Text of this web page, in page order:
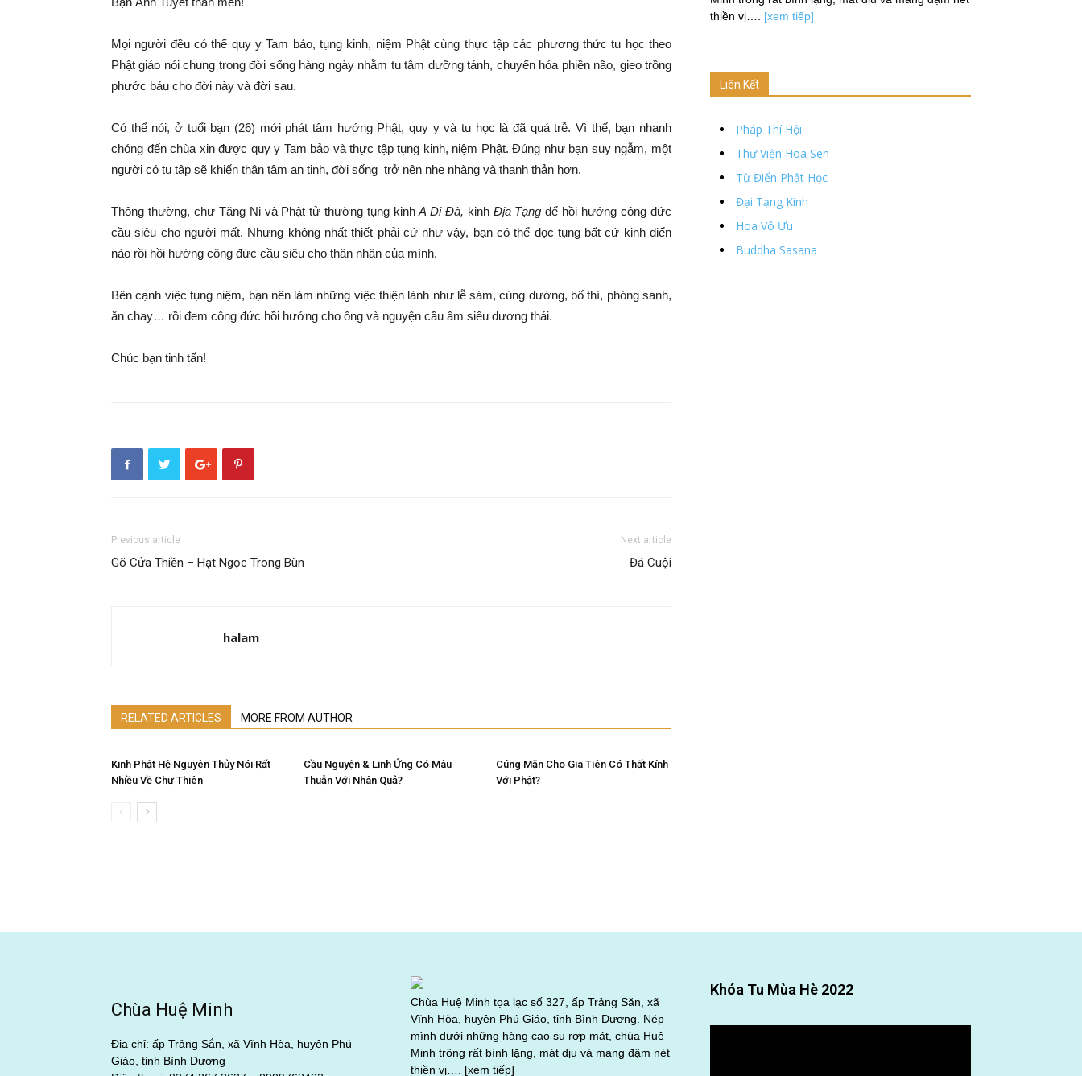
Mọi người đều có thể quy y Tam bảo, tụng kinh, niệm Phật cùng thực tập các phương thức tu học theo
Phật giáo nói chung trong đời sống hàng ngày nhằm tu tâm dưỡng tánh, chuyển hóa phiền não, gieo trồng
phước báu cho đời này và đời sau.
Có thể nói, ở tuổi bạn (26) mới phát tâm hướng Phật, quy y và tu học là đã quá trễ. Vì thế, bạn nhanh
chóng đến chùa xin được quy y Tam bảo và thực tập tụng kinh, niệm Phật. Đúng như bạn suy ngẫm, một
người có tu tập sẽ khiến thân tâm an tịnh, đời sống trở nên nhẹ nhàng và thanh thản hơn.
Thông thường, chư Tăng Ni và Phật tử thường tụng kinh A Di Đà, kinh Địa Tạngđể hồi hướng công đức
cầu siêu cho người mất. Nhưng không nhất thiết phải cứ như vậy, bạn có thể đọc tụng bất cứ kinh điển
nào rồi hồi hướng công đức cầu siêu cho thân nhân của mình.
Bên cạnh việc tụng niệm, bạn nên làm những việc thiện lành như lễ sám, cúng dường, bố thí, phóng sanh,
ăn chay… rồi đem công đức hồi hướng cho ông và nguyện cầu âm siêu dương thái.
Chúc bạn tinh tấn!
Previous article
Gõ Cửa Thiền – Hạt Ngọc Trong Bùn
Next article
Đá Cuội
halam
RELATED ARTICLES MORE FROM AUTHOR
Kinh Phật Hệ Nguyên Thủy Nói Rất
Nhiều Về Chư Thiên
Cầu Nguyện & Linh Ứng Có Mâu
Thuẫn Với Nhân Quả?
Cúng Mặn Cho Gia Tiên Có Thất Kính
Với Phật?
thiền vị…. [xem tiếp]
Liên Kết
Pháp Thí Hội
Thư Viện Hoa Sen
Từ Điển Phật Học
Đại Tạng Kinh
Hoa Vô Ưu
Buddha Sasana
Chùa Huệ Minh
Địa chỉ: ấp Trảng Sắn, xã Vĩnh Hòa, huyện Phú
Giáo, tỉnh Bình Dương
Chùa Huệ Minh tọa lạc số 327, ấp Trảng Săn, xã
Vĩnh Hòa, huyện Phú Giáo, tỉnh Bình Dương. Nép
mình dưới những hàng cao su rợp mát, chùa Huệ
Minh trông rất bình lặng, mát dịu và mang đậm nét
thiền vị…. [xem tiếp]
Khóa Tu Mùa Hè 2022